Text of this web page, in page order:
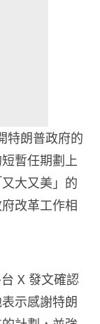
特朗普政府的
暫任期劃上
大又美」的
改革工作相
X 發文確認
示感謝特朗